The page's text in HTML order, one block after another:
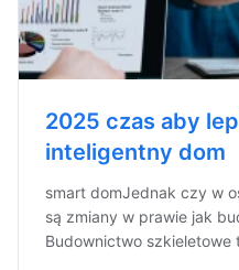
2025 czas aby
inteligentny dom
smart domJednak czy w
są zmiany w prawie jak
Budownictwo szkieletowe